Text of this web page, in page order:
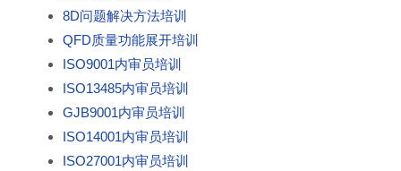
8D问题解决方法培训
QFD质量功能展开培训
ISO9001内审员培训
ISO13485内审员培训
GJB9001内审员培训
ISO14001内审员培训
ISO27001内审员培训